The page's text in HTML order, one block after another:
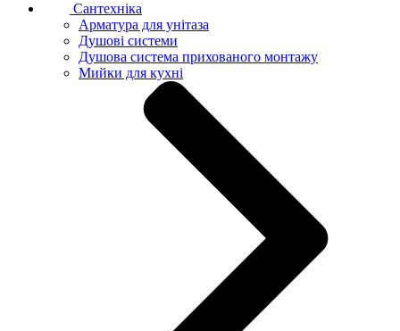
Сантехніка
Арматура для унітаза
Душові системи
Душова система прихованого монтажу
Мийки для кухні